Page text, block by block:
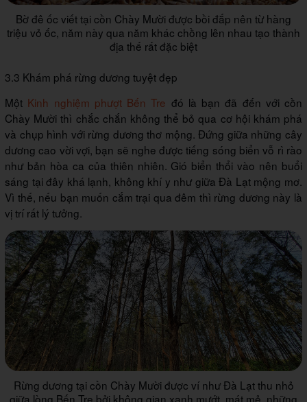
Bờ đê ốc viết tại cồn Chày Mười được bồi đắp nên từ hàng
triệu vỏ ốc, năm này qua năm khác chồng lên nhau tạo thành
địa thế rất đặc biệt
3.3 Khám phá rừng dương tuyệt đẹp
Một Kinh nghiệm phượt Bến Tre đó là bạn đã đến với cồn
Chày Mười thì chắc chắn không thể bỏ qua cơ hội khám phá
và chụp hình với rừng dương thơ mộng. Đứng giữa những cây
dương cao vời vợi, bạn sẽ nghe được tiếng sóng biển vỗ rì rào
như bản hòa ca của thiên nhiên. Gió biển thổi vào nên buổi
sáng tại đây khá lạnh, không khí y như giữa Đà Lạt mộng mơ.
Vì thế, nếu bạn muốn cắm trại qua đêm thì rừng dương này là
vị trí rất lý tưởng.
Rừng dương tại cồn Chày Mười được ví như Đà Lạt thu nhỏ
giữa lòng Bến Tre bởi không gian xanh mướt, mát mẻ, những